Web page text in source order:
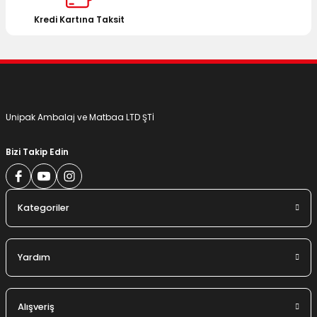
Bu ürüne benzer farklı alternatifler olmalı.
Kredi Kartına Taksit
Unipak Ambalaj ve Matbaa LTD ŞTİ
Bizi Takip Edin
Kategoriler
Yardım
Alışveriş